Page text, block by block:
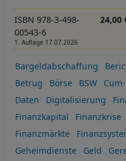
ISBN 978-3-498-
00543-6
1. Auflage 17.07.2026
24,00
Bargeldabschaffung
Betrug
Börse BSW
Daten
Digitalisierung
Finanzkapital
Finanzkrise
Finanzmärkte
Geheimdienste
Geld